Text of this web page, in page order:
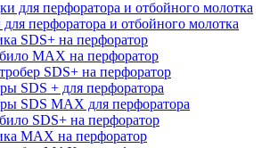
перфоратора и отбойного молотка
SDS+ на перфоратор
MAX на перфоратор
SDS+ на перфоратор
SDS + для перфоратора
SDS MAX для перфоратора
SDS+ на перфоратор
MAX на перфоратор